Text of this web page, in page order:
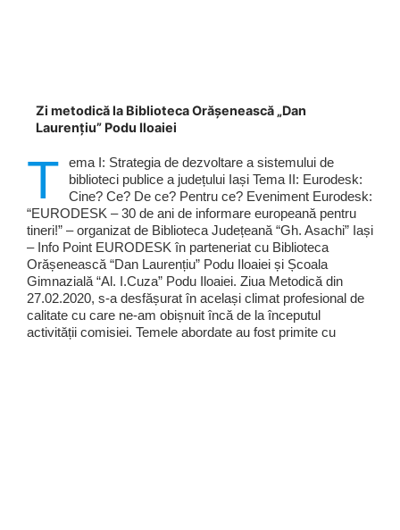
Zi metodică la Biblioteca Orășenească „Dan
Laurențiu” Podu Iloaiei
T
ema I: Strategia de dezvoltare a sistemului de
biblioteci publice a județului Iași Tema II: Eurodesk:
Cine? Ce? De ce? Pentru ce? Eveniment Eurodesk:
“EURODESK – 30 de ani de informare europeană pentru
tineri!” – organizat de Biblioteca Județeană “Gh. Asachi” Iași
– Info Point EURODESK în parteneriat cu Biblioteca
Orășenească “Dan Laurențiu” Podu Iloaiei și Școala
Gimnazială “Al. I.Cuza” Podu Iloaiei. Ziua Metodică din
27.02.2020, s-a desfășurat în același climat profesional de
calitate cu care ne-am obișnuit încă de la începutul
activității comisiei. Temele abordate au fost primite cu